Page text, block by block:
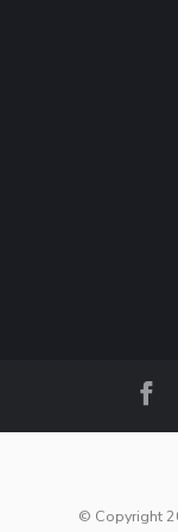
© Copyright